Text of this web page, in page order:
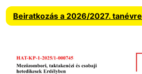
Beiratkozás a 2026/2027. tanévre